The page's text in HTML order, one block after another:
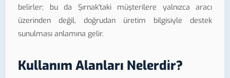
belirler; bu da Şırnak'taki müşterilere yalnızca aracı
üzerinden değil, doğrudan üretim bilgisiyle destek
sunulması anlamına gelir.
Kullanım Alanları Nelerdir?